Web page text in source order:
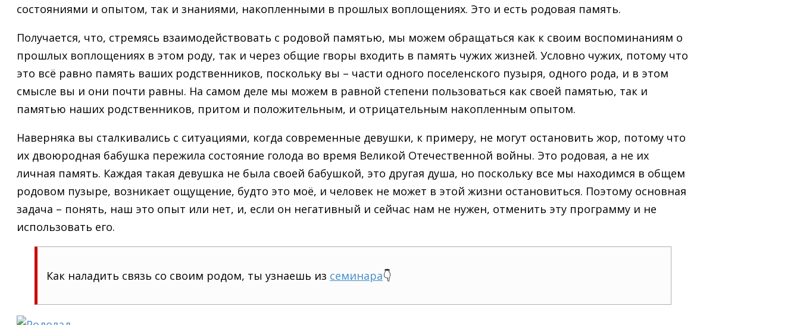
состояниями и опытом, так и знаниями, накопленными в прошлых воплощениях. Это и есть родовая память.
Получается, что, стремясь взаимодействовать с родовой памятью, мы можем обращаться как к своим воспоминаниям о
прошлых воплощениях в этом роду, так и через общие гворы входить в память чужих жизней. Условно чужих, потому что
это всё равно память ваших родственников, поскольку вы – части одного поселенского пузыря, одного рода, и в этом
смысле вы и они почти равны. На самом деле мы можем в равной степени пользоваться как своей памятью, так и
памятью наших родственников, притом и положительным, и отрицательным накопленным опытом.
Наверняка вы сталкивались с ситуациями, когда современные девушки, к примеру, не могут остановить жор, потому что
их двоюродная бабушка пережила состояние голода во время Великой Отечественной войны. Это родовая, а не их
личная память. Каждая такая девушка не была своей бабушкой, это другая душа, но поскольку все мы находимся в общем
родовом пузыре, возникает ощущение, будто это моё, и человек не может в этой жизни остановиться. Поэтому основная
задача – понять, наш это опыт или нет, и, если он негативный и сейчас нам не нужен, отменить эту программу и не
использовать его.
Как наладить связь со своим родом, ты узнаешь из семинара👇